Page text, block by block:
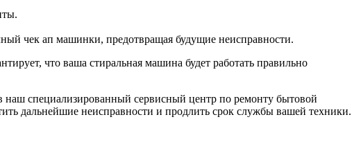
чек ап машинки, предотвращая будущие неисправности.
что ваша стиральная машина будет работать правильно
наш специализированный сервисный центр по ремонту бытовой
дальнейшие неисправности и продлить срок службы вашей техники.